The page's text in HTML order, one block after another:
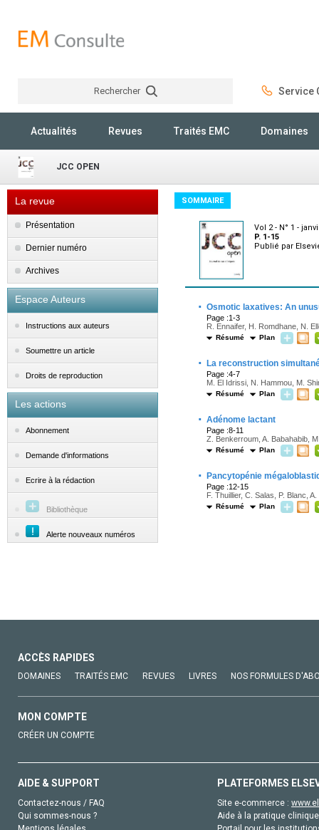
Rechercher Service
Actualités Revues Traités EMC Domaines
JCC OPEN
La revue
Présentation
Dernier numéro
Archives
Espace Auteurs
Instructions aux auteurs
Soumettre un article
Droits de reproduction
Les actions
Abonnement
Demande d'informations
Ecrire à la rédaction
Bibliothèque
Alerte nouveaux numéros
SOMMAIRE
Vol 2 - N° 1 -
P. 1-15
Publié par
· Osmotic laxatives: An
Page :1-3
R. Ennaifer, H. Romdhane, N.
Résumé Plan
· La reconstruction
Page :4-7
M. El Idrissi, N. Hammou, M.
Résumé Plan
· Adénome lactant
Page :8-11
Z. Benkerroum, A. Babahabib,
Résumé Plan
· Pancytopénie
Page :12-15
F. Thuillier, C. Salas, P. Blanc,
Résumé Plan
ACCÈS RAPIDES
DOMAINES TRAITÉS EMC REVUES LIVRES NOS FORMULES
MON COMPTE
CRÉER UN COMPTE
AIDE & SUPPORT
Contactez-nous / FAQ
Qui sommes-nous ?
PLATEFORMES
Site e-commerce :
Aide à la pratique